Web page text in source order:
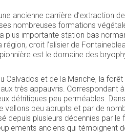
ancienne carrière d’extraction
nombreuses formations
plus importante station bas
région, croit l’alisier de
est le domaine des
Calvados et de la Manche, la
très appauvris. Correspondant
détritiques peu perméables.
peu abrupts et par de
depuis plusieurs décennies par
anciens qui témoignent